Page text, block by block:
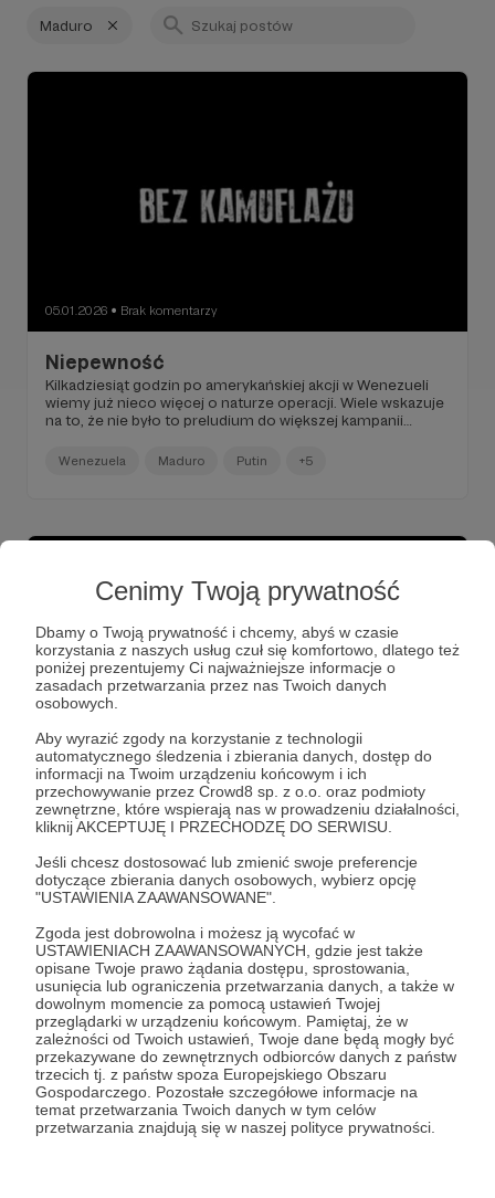
Cenimy Twoją prywatność
Dbamy o Twoją prywatność i chcemy, abyś w czasie
korzystania z naszych usług czuł się komfortowo, dlatego też
poniżej prezentujemy Ci najważniejsze informacje o
zasadach przetwarzania przez nas Twoich danych
osobowych.
Aby wyrazić zgody na korzystanie z technologii
automatycznego śledzenia i zbierania danych, dostęp do
informacji na Twoim urządzeniu końcowym i ich
przechowywanie przez Crowd8 sp. z o.o. oraz podmioty
zewnętrzne, które wspierają nas w prowadzeniu działalności,
kliknij AKCEPTUJĘ I PRZECHODZĘ DO SERWISU.
Jeśli chcesz dostosować lub zmienić swoje preferencje
dotyczące zbierania danych osobowych, wybierz opcję
"USTAWIENIA ZAAWANSOWANE".
Zgoda jest dobrowolna i możesz ją wycofać w
USTAWIENIACH ZAAWANSOWANYCH, gdzie jest także
opisane Twoje prawo żądania dostępu, sprostowania,
usunięcia lub ograniczenia przetwarzania danych, a także w
dowolnym momencie za pomocą ustawień Twojej
przeglądarki w urządzeniu końcowym. Pamiętaj, że w
zależności od Twoich ustawień, Twoje dane będą mogły być
przekazywane do zewnętrznych odbiorców danych z państw
trzecich tj. z państw spoza Europejskiego Obszaru
Gospodarczego. Pozostałe szczegółowe informacje na
temat przetwarzania Twoich danych w tym celów
przetwarzania znajdują się w naszej polityce prywatności.
Maduro
05.01.2026 ● Brak komentarzy
Niepewność
Kilkadziesiąt godzin po amerykańskiej akcji w Wenezueli
wiemy już nieco więcej o naturze operacji. Wiele wskazuje
na to, że nie było to preludium do większej kampanii
krajem.
Wenezuela Maduro Putin +5
05.01.2026 ● Brak komentarzy
Ochroniarze
amerykańskiej akcji w Wenezueli poniosła... Kuba.
Maduro Wenezuela DEA